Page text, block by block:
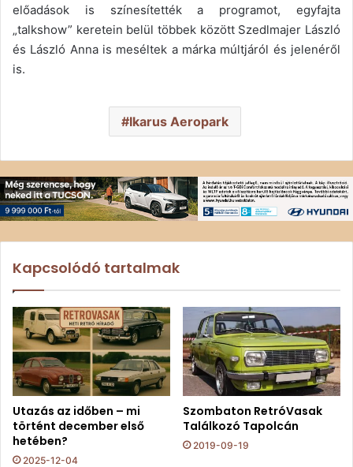
előadások is színesítették a programot, egyfajta
„talkshow” keretein belül többek között Szedlmajer László
és László Anna is meséltek a márka múltjáról és jelenéről
is.
Ikarus Aeropark
Kapcsolódó tartalmak
Utazás az időben – mi
történt december első
hetében?
2025-12-04
Szombaton RetróVasak
Találkozó Tapolcán
2019-09-19